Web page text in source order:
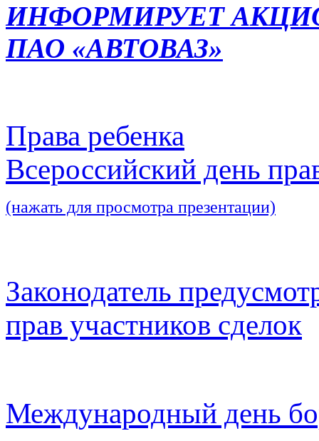
ИНФОРМИРУЕТ
ПАО «АВТОВАЗ»
Права ребенка
Всероссийский день
(нажать для просмотра презентации)
Законодатель
прав участников сделок
Международный день